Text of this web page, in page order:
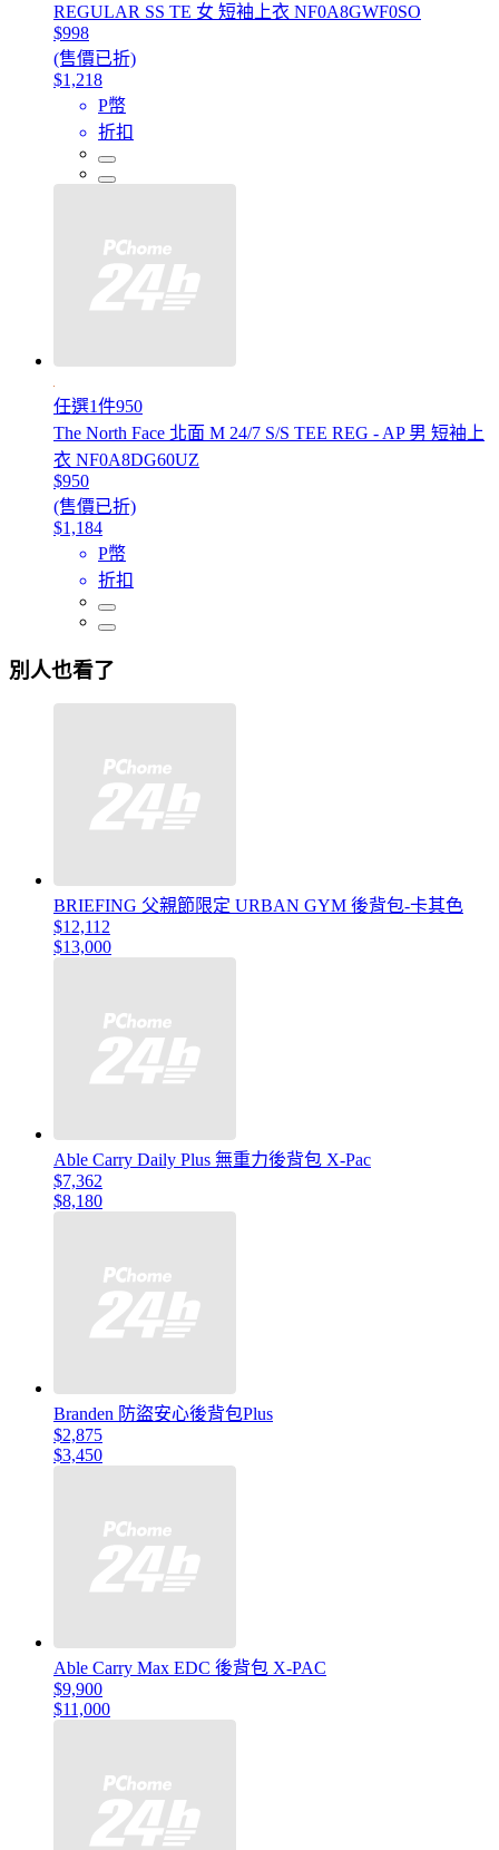
REGULAR SS TE 女 短袖上衣 NF0A8GWF0SO
$998
(售價已折)
$1,218
P幣
折扣
任選1件950
The North Face 北面 M 24/7 S/S TEE REG - AP 男 短袖上
衣 NF0A8DG60UZ
$950
(售價已折)
$1,184
P幣
折扣
別人也看了
BRIEFING 父親節限定 URBAN GYM 後背包-卡其色
$12,112
$13,000
Able Carry Daily Plus 無重力後背包 X-Pac
$7,362
$8,180
Branden 防盜安心後背包Plus
$2,875
$3,450
Able Carry Max EDC 後背包 X-PAC
$9,900
$11,000